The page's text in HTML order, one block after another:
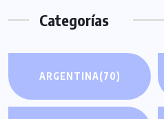
Categorías
ARGENTINA(70)